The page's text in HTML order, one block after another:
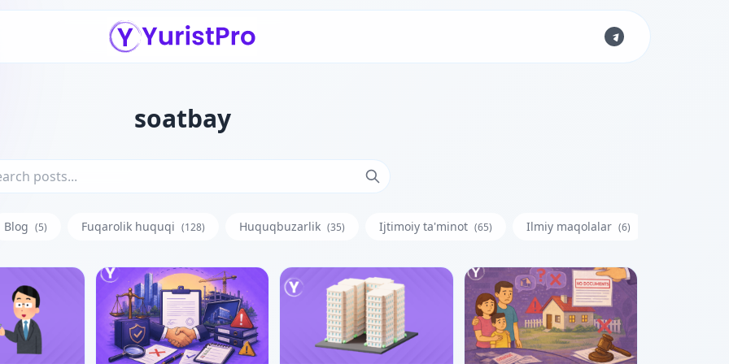
soatbay
Blog (5) Fuqarolik huquqi (128) Huquqbuzarlik (35) Ijtimoiy ta'minot (65) Ilmiy maqolalar (6)